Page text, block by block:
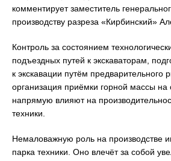
комментирует заместитель
производству разреза «Кирбинский»
Контроль за состоянием
подъездных путей к экскаваторам,
к экскавации путём предварительного
организация приёмки горной массы на
напрямую влияют на
техники.
Немаловажную роль на производстве
парка техники. Оно влечёт за собой